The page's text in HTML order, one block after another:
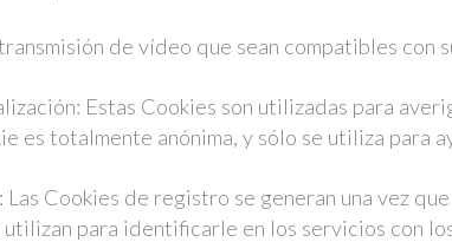
de vídeo que sean compatibles con
Estas Cookies son utilizadas para
es totalmente anónima, y sólo se utiliza para
Cookies de registro se generan una vez
utilizan para identificarle en los servicios con